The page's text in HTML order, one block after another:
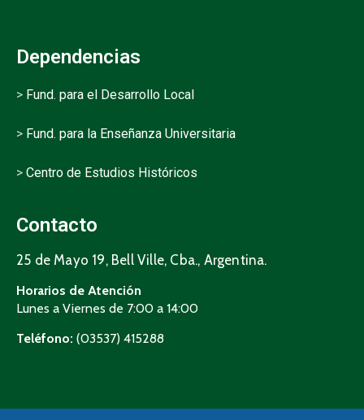
Dependencias
> Fund. para el Desarrollo Local
> Fund. para la Enseñanza Universitaria
> Centro de Estudios Históricos
Contacto
25 de Mayo 19, Bell Ville, Cba., Argentina.
Horarios de Atención
Lunes a Viernes de 7:00 a 14:00
Teléfono: (03537) 415288